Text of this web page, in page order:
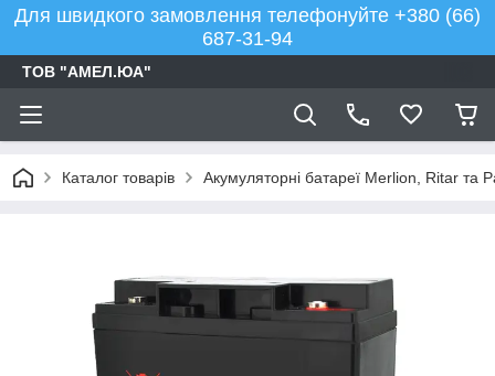
Для швидкого замовлення телефонуйте +380 (66)
687-31-94
ТОВ "АМЕЛ.ЮА"
Каталог товарів Акумуляторні батареї Merlion, Ritar та